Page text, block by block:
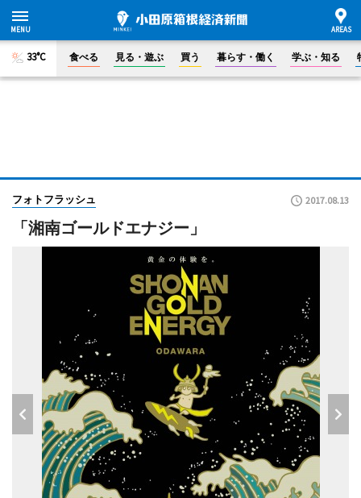
33°C 食べる 見る・遊ぶ 買う 暮らす・働く 学ぶ・知る
フォトフラッシュ 2017.08.13
「湘南ゴールドエナジー」